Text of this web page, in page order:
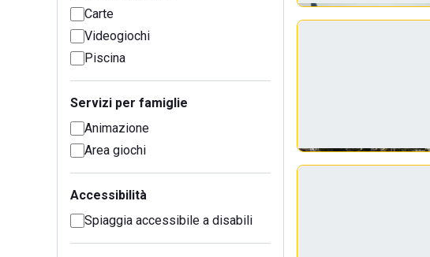
Carte
Videogiochi
Piscina
Servizi per famiglie
Animazione
Area giochi
Accessibilità
Spiaggia accessibile a disabili